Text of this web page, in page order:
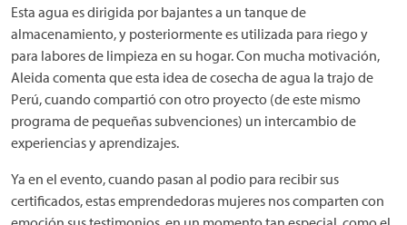
Esta agua es dirigida por bajantes a un tanque de
almacenamiento, y posteriormente es utilizada para riego y
para labores de limpieza en su hogar. Con mucha motivación,
Aleida comenta que esta idea de cosecha de agua la trajo de
Perú, cuando compartió con otro proyecto (de este mismo
programa de pequeñas subvenciones) un intercambio de
experiencias y aprendizajes.
Ya en el evento, cuando pasan al podio para recibir sus
certificados, estas emprendedoras mujeres nos comparten con